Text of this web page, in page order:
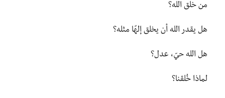
من خلق الله؟
هل يقدر الله أن يخلق إلهًا مثله؟
هل الله حيّ، عدل؟
لماذا خُلقنا؟